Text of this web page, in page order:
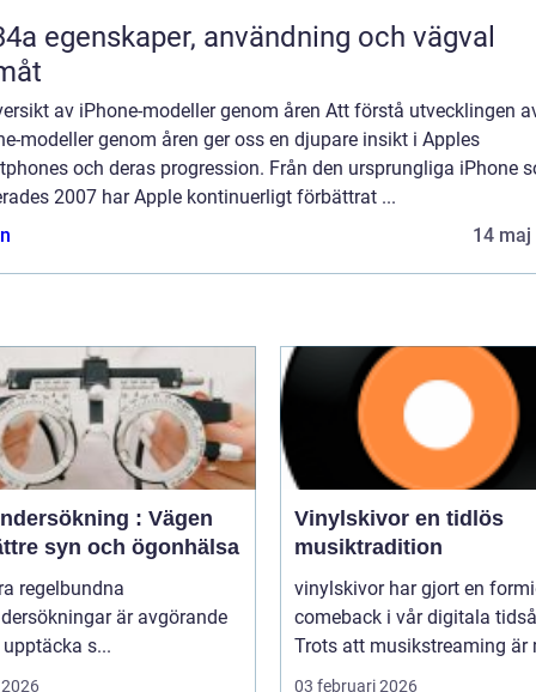
och vägval
av iPhone-modeller genom åren Att förstå utvecklingen
modeller genom åren ger oss en djupare insikt i Apples
och deras progression. Från den ursprungliga iPhone
2007 har Apple kontinuerligt förbättrat ...
14 maj
: Vägen
syn och ögonhälsa
regelbundna
är avgörande
s...
Vinylskivor en tidlös
musiktradition
vinylskivor har gjort en
comeback i vår digitala
Trots att musikstreaming är
03 februari 2026